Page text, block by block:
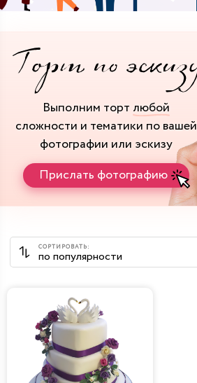
Выполним торт любой
сложности и тематики по вашей
фотографии или эскизу
Прислать фотографию